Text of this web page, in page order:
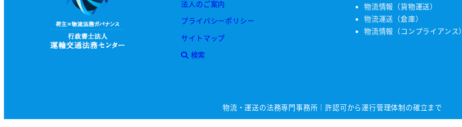
法人のご案内
プライバシーポリシー
サイトマップ
検索
物流情報（貨物運送）
物流運送（倉庫）
物流情報（コンプライアンス）
物流・運送の法務専門事務所｜許認可から運行管理体制の確立まで